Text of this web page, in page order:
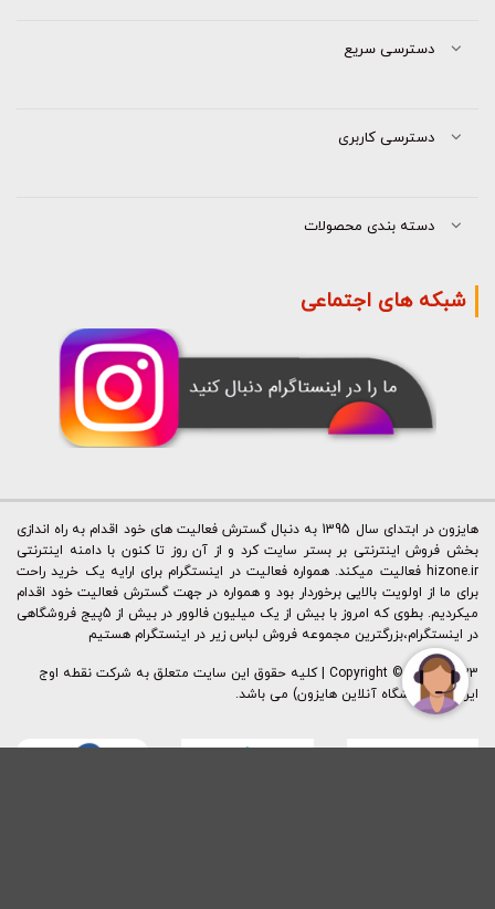
دسترسی سریع
دسترسی کاربری
دسته بندی محصولات
شبکه های اجتماعی
هایزون در ابتدای سال 1395 به دنبال گسترش فعالیت های خود اقدام به راه اندازی
بخش فروش اینترنتی بر بستر سایت کرد و از آن روز تا کنون با دامنه اینترنتی
hizone.ir فعالیت میکند. همواره فعالیت در اینستگرام برای ارایه یک خرید راحت
برای ما از اولویت بالایی برخوردار بود و همواره در جهت گسترش فعالیت خود اقدام
میکردیم. بطوی که امروز با بیش از یک میلیون فالوور در بیش از 5پیج فروشگاهی
در اینستگرام،بزرگترین مجموعه فروش لباس زیر در اینستگرام هستیم
Copyright © 2015 - 2023 | کليه حقوق اين سايت متعلق به شرکت نقطه اوج
ایرانیان (فروشگاه آنلاین هایزون) می باشد.